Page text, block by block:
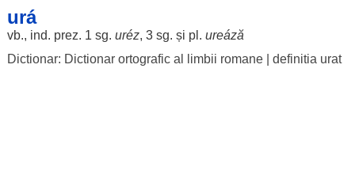
urá
vb., ind. prez. 1 sg. uréz, 3 sg. și pl. ureáză
Dictionar: Dictionar ortografic al limbii romane| definitia urat